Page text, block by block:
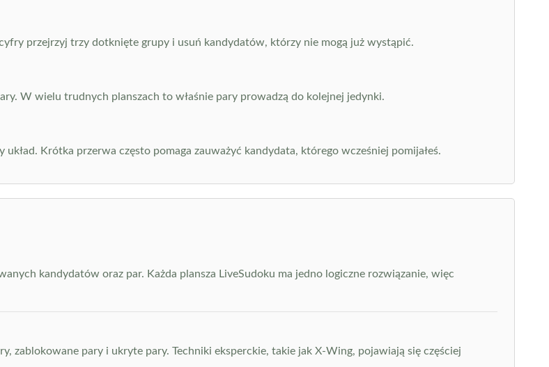
przejrzyj trzy dotknięte grupy i usuń kandydatów, którzy nie mogą już wystąpić.
W wielu trudnych planszach to właśnie pary prowadzą do kolejnej jedynki.
Krótka przerwa często pomaga zauważyć kandydata, którego wcześniej pomijałeś.
kandydatów oraz par. Każda plansza LiveSudoku ma jedno logiczne rozwiązanie, więc
zablokowane pary i ukryte pary. Techniki eksperckie, takie jak X-Wing, pojawiają się częściej